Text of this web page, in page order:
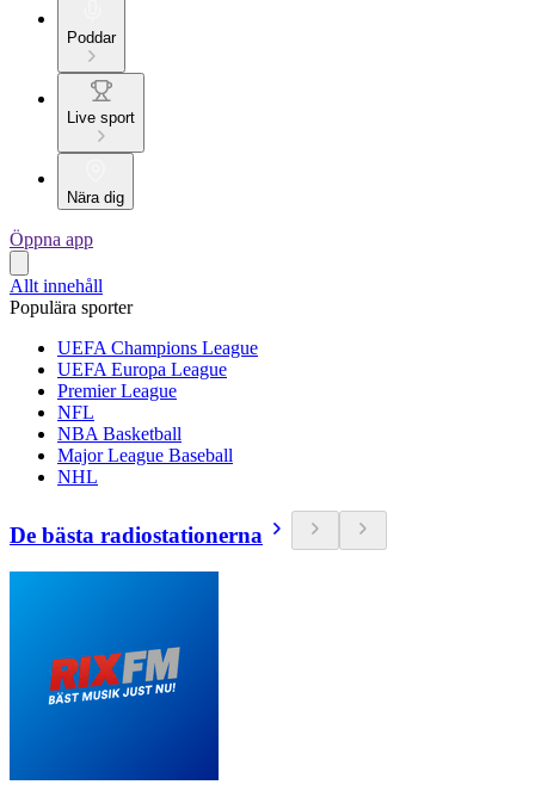
Poddar
Live sport
Nära dig
Öppna app
Allt innehåll
Populära sporter
UEFA Champions League
UEFA Europa League
Premier League
NFL
NBA Basketball
Major League Baseball
NHL
De bästa radiostationerna